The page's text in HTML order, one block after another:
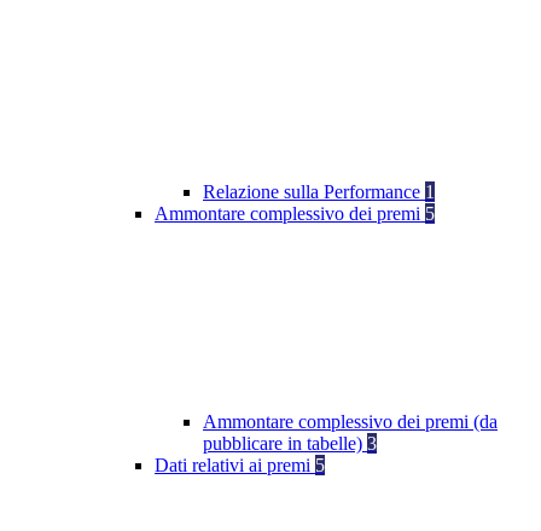
Relazione sulla Performance 1
Ammontare complessivo dei premi 5
Ammontare complessivo dei premi (da
pubblicare in tabelle) 3
Dati relativi ai premi 5